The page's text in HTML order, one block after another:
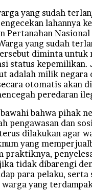
yang sudah
lahannya
Pertanahan Nasional
yang sudah
diminta untuk
status kepemilikan.
adalah milik negara
otomatis akan
peredaran
bahwa pihak
pengawasan dan
dilakukan agar
yang
praktiknya,
tidak dibarengi
para pelaku, serta
yang